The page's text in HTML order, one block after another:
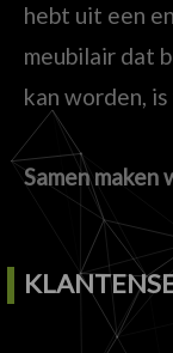
hebt uit een
meubilair dat
kan worden,
Samen